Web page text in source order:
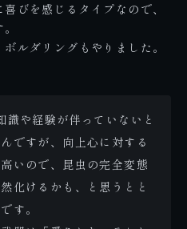
びを感じるタイプなので、
ルダリングもやりました。
識や経験が伴っていないと
ですが、向上心に対する
いので、昆虫の完全変態
化けるかも、と思うとと
す。